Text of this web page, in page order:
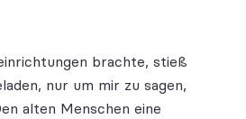
brachte, stieß
nur um mir zu sagen,
alten Menschen eine